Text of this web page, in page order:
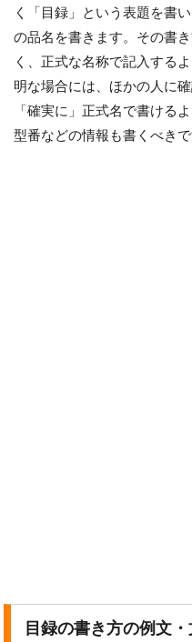
く「目録」という表題を書
の品名を書きます。その書
く、正式な名称で記入する
明な場合には、ほかの人に
「確実に」正式名で書ける
型番などの情報も書くべきで
目録の書き方の例文